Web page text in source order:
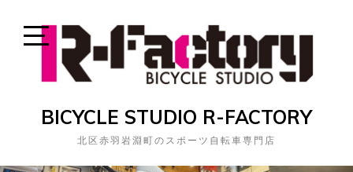
Open
Sidebar
BICYCLE STUDIO R-FACTORY
北区赤羽岩淵町のスポーツ自転車専門店